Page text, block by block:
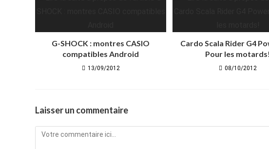
G-SHOCK : montres CASIO
compatibles Android
13/09/2012
Cardo Scala Rider G4
Pour les motards!
08/10/2012
Laisser un commentaire
Comment